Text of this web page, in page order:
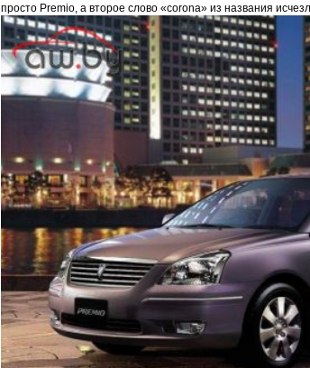
просто Premio, а второе слово «corona» из названия